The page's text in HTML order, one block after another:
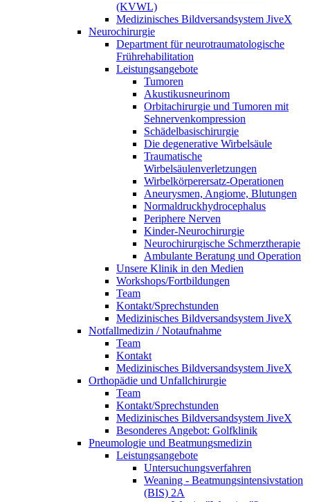
(KVWL)
Medizinisches Bildversandsystem JiveX
Neurochirurgie
Department für neurotraumatologische
Frührehabilitation
Leistungsangebote
Tumoren
Akustikusneurinom
Orbitachirurgie und Tumoren mit
Sehnervenkompression
Schädelbasischirurgie
Die degenerative Wirbelsäule
Traumatische
Wirbelsäulenverletzungen
Wirbelkörperersatz-Operationen
Aneurysmen, Angiome, Blutungen
Normaldruckhydrocephalus
Periphere Nerven
Kinder-Neurochirurgie
Neurochirurgische Schmerztherapie
Ambulante Beratung und Operation
Unsere Klinik in den Medien
Workshops/Fortbildungen
Team
Kontakt/Sprechstunden
Medizinisches Bildversandsystem JiveX
Notfallmedizin / Notaufnahme
Team
Kontakt
Medizinisches Bildversandsystem JiveX
Orthopädie und Unfallchirurgie
Team
Kontakt/Sprechstunden
Medizinisches Bildversandsystem JiveX
Besonderes Angebot: Golfklinik
Pneumologie und Beatmungsmedizin
Leistungsangebote
Untersuchungsverfahren
Weaning - Beatmungsintensivstation
(BIS) 2A